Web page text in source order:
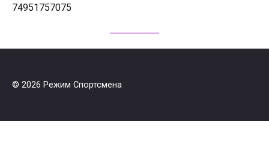
74951757075
© 2026 Режим Спортсмена